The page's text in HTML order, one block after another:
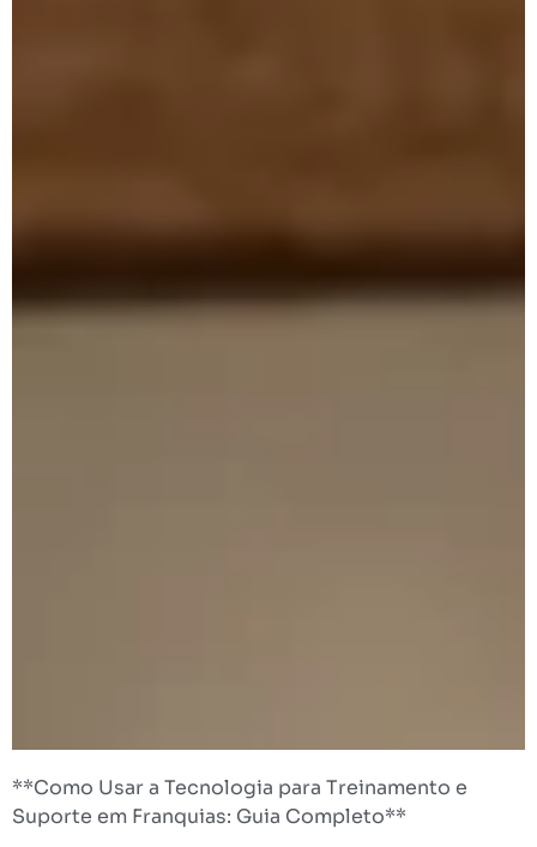
**Como Usar a Tecnologia para Treinamento e
Suporte em Franquias: Guia Completo**